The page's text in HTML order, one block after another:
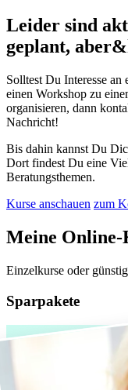
Leider sind
geplant,
Solltest Du Interesse an
einen Workshop zu
organisieren, dann
Nachricht!
Bis dahin kannst Du
Dort findest Du eine
Beratungsthemen.
Kurse anschauen zum
Meine Online-
Einzelkurse oder
Sparpakete